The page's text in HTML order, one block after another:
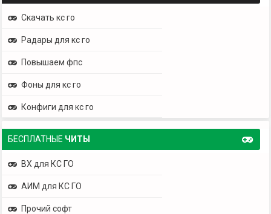
Скачать кс го
Радары для кс го
Повышаем фпс
Фоны для кс го
Конфиги для кс го
БЕСПЛАТНЫЕ ЧИТЫ
ВХ для КС ГО
АИМ для КС ГО
Прочий софт